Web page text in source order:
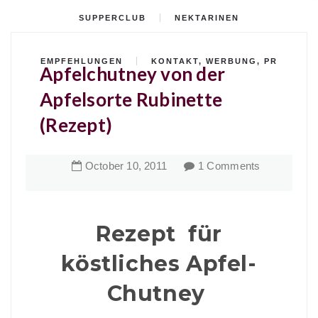
SUPPERCLUB NEKTARINEN
EMPFEHLUNGEN KONTAKT, WERBUNG, PR
Apfelchutney von der
Apfelsorte Rubinette
(Rezept)
October 10, 2011 1 Comments
Rezept für
köstliches Apfel-
Chutney